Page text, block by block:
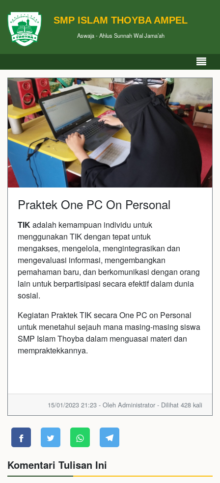
SMP ISLAM THOYBA AMPEL
Aswaja - Ahlus Sunnah Wal Jama’ah
Praktek One PC On Personal
TIKadalah kemampuan individu untuk
menggunakan TIK dengan tepat untuk
mengakses, mengelola, mengintegrasikan dan
mengevaluasi informasi, mengembangkan
pemahaman baru, dan berkomunikasi dengan orang
lain untuk berpartisipasi secara efektif dalam dunia
sosial.
Kegiatan Praktek TIK secara One PC on Personal
untuk menetahui sejauh mana masing-masing siswa
SMP Islam Thoyba dalam menguasai materi dan
mempraktekkannya.
15/01/2023 21:23 - Oleh Administrator - Dilihat 428 kali
Komentari Tulisan Ini